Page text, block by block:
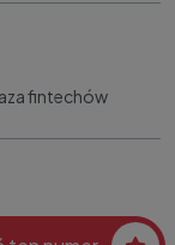
fintechów